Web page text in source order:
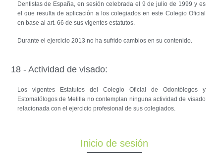
Dentistas de España, en sesión celebrada el 9 de julio de 1999 y es
el que resulta de aplicación a los colegiados en este Colegio Oficial
en base al art. 66 de sus vigentes estatutos.
Durante el ejercicio 2013 no ha sufrido cambios en su contenido.
18 - Actividad de visado:
Los vigentes Estatutos del Colegio Oficial de Odontólogos y
Estomatólogos de Melilla no contemplan ninguna actividad de visado
relacionada con el ejercicio profesional de sus colegiados.
Inicio de sesión